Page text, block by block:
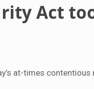
Act
at-times contentious